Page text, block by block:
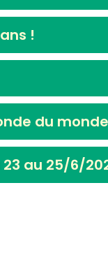
!
du
au 25/6/